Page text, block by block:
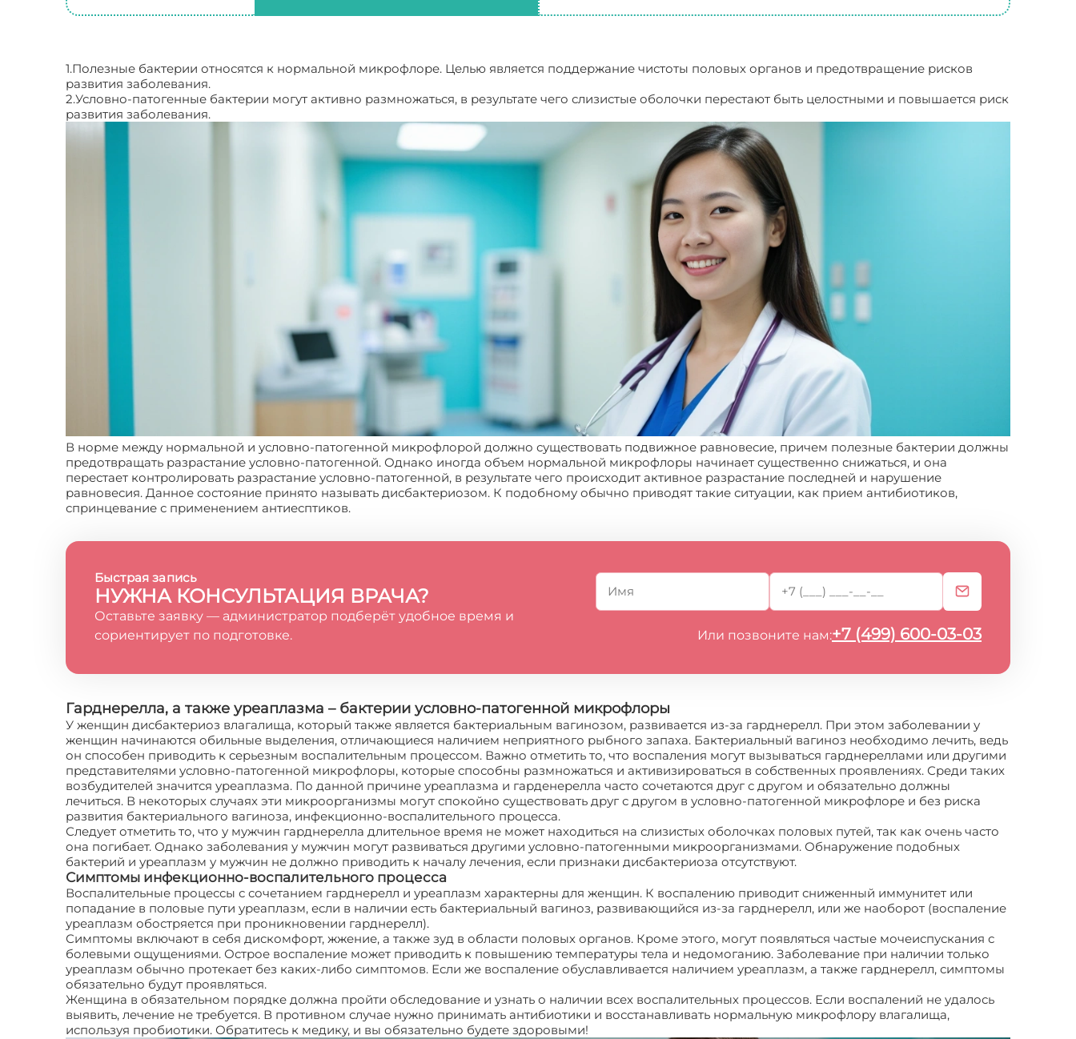
1.Полезные бактерии относятся к нормальной микрофлоре. Целью является поддержание чистоты половых органов и предотвращение рисков
развития заболевания.
2.Условно-патогенные бактерии могут активно размножаться, в результате чего слизистые оболочки перестают быть целостными и повышается риск
развития заболевания.
В норме между нормальной и условно-патогенной микрофлорой должно существовать подвижное равновесие, причем полезные бактерии должны
предотвращать разрастание условно-патогенной. Однако иногда объем нормальной микрофлоры начинает существенно снижаться, и она
перестает контролировать разрастание условно-патогенной, в результате чего происходит активное разрастание последней и нарушение
равновесия. Данное состояние принято называть дисбактериозом. К подобному обычно приводят такие ситуации, как прием антибиотиков,
спринцевание с применением антиесптиков.
Быстрая запись
НУЖНА КОНСУЛЬТАЦИЯ ВРАЧА?
Оставьте заявку — администратор подберёт удобное время и
сориентирует по подготовке.
Или позвоните нам:+7 (499) 600-03-03
Гарднерелла, а также уреаплазма – бактерии условно-патогенной микрофлоры
У женщин дисбактериоз влагалища, который также является бактериальным вагинозом, развивается из-за гарднерелл. При этом заболевании у
женщин начинаются обильные выделения, отличающиеся наличием неприятного рыбного запаха. Бактериальный вагиноз необходимо лечить, ведь
он способен приводить к серьезным воспалительным процессом. Важно отметить то, что воспаления могут вызываться гарднереллами или другими
представителями условно-патогенной микрофлоры, которые способны размножаться и активизироваться в собственных проявлениях. Среди таких
возбудителей значится уреаплазма. По данной причине уреаплазма и гарденерелла часто сочетаются друг с другом и обязательно должны
лечиться. В некоторых случаях эти микроорганизмы могут спокойно существовать друг с другом в условно-патогенной микрофлоре и без риска
развития бактериального вагиноза, инфекционно-воспалительного процесса.
Следует отметить то, что у мужчин гарднерелла длительное время не может находиться на слизистых оболочках половых путей, так как очень часто
она погибает. Однако заболевания у мужчин могут развиваться другими условно-патогенными микроорганизмами. Обнаружение подобных
бактерий и уреаплазм у мужчин не должно приводить к началу лечения, если признаки дисбактериоза отсутствуют.
Симптомы инфекционно-воспалительного процесса
Воспалительные процессы с сочетанием гарднерелл и уреаплазм характерны для женщин. К воспалению приводит сниженный иммунитет или
попадание в половые пути уреаплазм, если в наличии есть бактериальный вагиноз, развивающийся из-за гарднерелл, или же наоборот (воспаление
уреаплазм обостряется при проникновении гарднерелл).
Симптомы включают в себя дискомфорт, жжение, а также зуд в области половых органов. Кроме этого, могут появляться частые мочеиспускания с
болевыми ощущениями. Острое воспаление может приводить к повышению температуры тела и недомоганию. Заболевание при наличии только
уреаплазм обычно протекает без каких-либо симптомов. Если же воспаление обуславливается наличием уреаплазм, а также гарднерелл, симптомы
обязательно будут проявляться.
Женщина в обязательном порядке должна пройти обследование и узнать о наличии всех воспалительных процессов. Если воспалений не удалось
выявить, лечение не требуется. В противном случае нужно принимать антибиотики и восстанавливать нормальную микрофлору влагалища,
используя пробиотики. Обратитесь к медику, и вы обязательно будете здоровыми!